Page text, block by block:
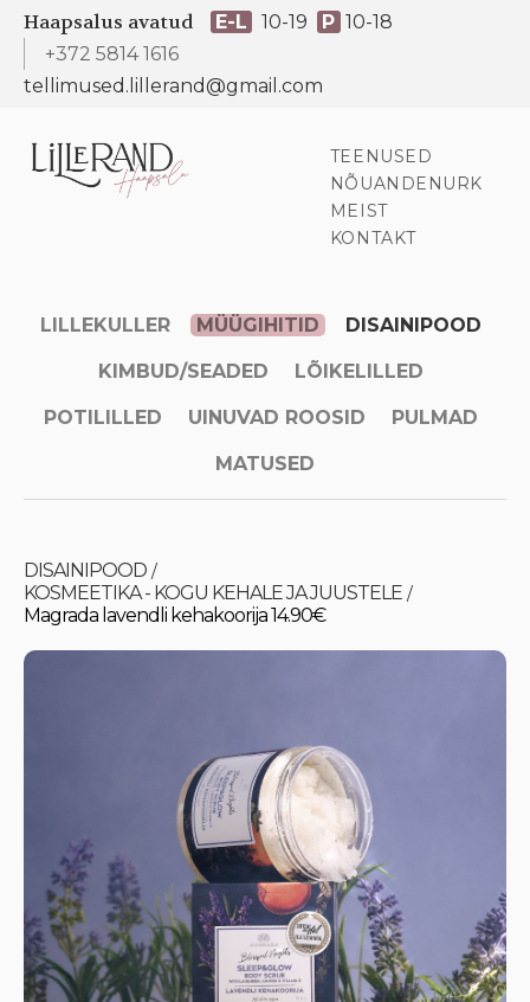
Haapsalus avatud E-L 10-19 P 10-18
+372 5814 1616
tellimused.lillerand@gmail.com
TEENUSED
NÕUANDENURK
MEIST
KONTAKT
LILLEKULLER MÜÜGIHITID DISAINIPOOD
KIMBUD/SEADED LÕIKELILLED
POTILILLED UINUVAD ROOSID PULMAD
MATUSED
DISAINIPOOD /
KOSMEETIKA - KOGU KEHALE JA JUUSTELE /
Magrada lavendli kehakoorija 14.90€